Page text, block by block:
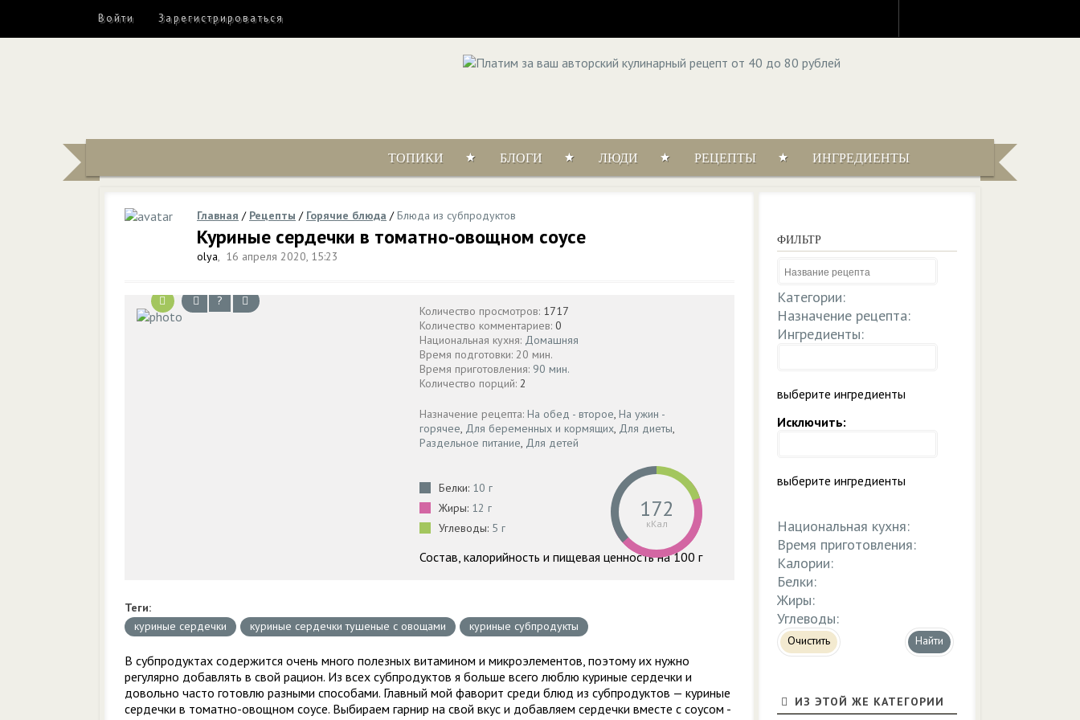
Войти Зарегистрироваться
ТОПИКИ БЛОГИ ЛЮДИ РЕЦЕПТЫ ИНГРЕДИЕНТЫ
Главная / Рецепты / Горячие блюда /Блюда из субпродуктов
Куриные сердечки в томатно-овощном соусе
olya, 16 апреля 2020, 15:23
?
Количество просмотров: 1717
Количество комментариев: 0
Национальная кухня: Домашняя
Время подготовки: 20 мин.
Время приготовления: 90 мин.
Количество порций: 2
Назначение рецепта: На обед - второе, На ужин -
горячее, Для беременных и кормящих, Для диеты,
Раздельное питание, Для детей
Белки: 10 г
Жиры: 12 г
Углеводы: 5 г
172
кКал
Состав, калорийность и пищевая ценность на 100 г
Теги:
куриные сердечки
куриные сердечки тушеные с овощами куриные субпродукты
В субпродуктах содержится очень много полезных витамином и микроэлементов, поэтому их нужно
регулярно добавлять в свой рацион. Из всех субпродуктов я больше всего люблю куриные сердечки и
довольно часто готовлю разными способами. Главный мой фаворит среди блюд из субпродуктов — куриные
сердечки в томатно-овощном соусе. Выбираем гарнир на свой вкус и добавляем сердечки вместе с соусом -
ФИЛЬТР
Категории:
Назначение рецепта:
Ингредиенты:
выберите ингредиенты
Исключить:
выберите ингредиенты
Национальная кухня:
Время приготовления:
Калории:
Белки:
Жиры:
Углеводы:
Очистить
ИЗ ЭТОЙ ЖЕ КАТЕГОРИИ